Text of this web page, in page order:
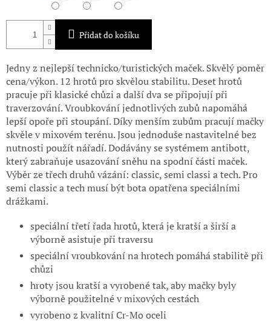
Přidat do košíku
Jedny z nejlepší technicko/turistických maček. Skvělý poměr
cena/výkon. 12 hrotů pro skvělou stabilitu. Deset hrotů
pracuje při klasické chůzi a další dva se připojují při
traverzování. Vroubkování jednotlivých zubů napomáhá
lepší opoře při stoupání. Díky menším zubům pracují mačky
skvěle v mixovém terénu. Jsou jednoduše nastavitelné bez
nutnosti použít nářadí. Dodávány se systémem antibott,
který zabraňuje usazování sněhu na spodní části maček.
Výběr ze třech druhů vázání: classic, semi classi a tech. Pro
semi classic a tech musí být bota opatřena speciálními
drážkami.
speciální třetí řada hrotů, která je kratší a širší a
výborně asistuje při traversu
speciální vroubkování na hrotech pomáhá stabilitě při
chůzi
hroty jsou kratší a vyrobené tak, aby mačky byly
výborně použitelné v mixových cestách
vyrobeno z kvalitní Cr-Mo oceli